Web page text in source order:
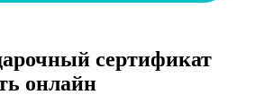
сертификат
онлайн